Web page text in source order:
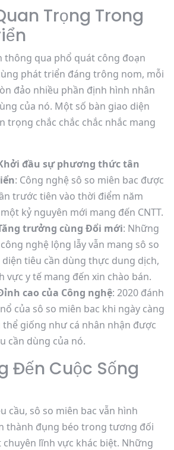
Trọng Trong
thông qua phổ quát công đoạn
phát triển đáng trông nom, mỗi
đảo nhiều phần định hình nhân
của nó. Một số bàn giao diện
trọng chắc chắc chắc nhắc mang
đầu sự phương thức tân
: Công nghệ sô so miên bac được
trước tiên vào thời điểm năm
kỷ nguyên mới mang đến CNTT.
trưởng cùng Đổi mới: Những
nghệ lộng lẫy vẫn mang sô so
diện tiêu cần dùng thực dung dịch,
vực y tế mang đến xin chào bán.
cao của Công nghệ: 2020 đánh
của sô so miên bac khi ngày càng
giống như cá nhân nhận được
cần dùng của nó.
Đến Cuộc Sống
cầu, sô so miên bac vẫn hình
thành đụng béo trong tương đối
lĩnh vực khác biệt. Những